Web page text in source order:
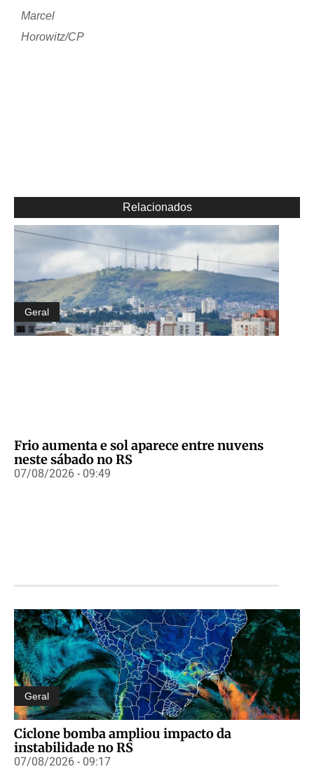
Marcel
Horowitz/CP
Relacionados
Geral
Frio aumenta e sol aparece entre nuvens
neste sábado no RS
07/08/2026 - 09:49
Geral
Ciclone bomba ampliou impacto da
instabilidade no RS
07/08/2026 - 09:17